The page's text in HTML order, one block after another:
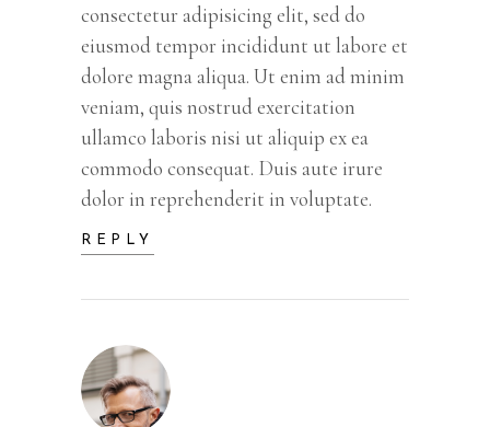
consectetur adipisicing elit, sed do
eiusmod tempor incididunt ut labore et
dolore magna aliqua. Ut enim ad minim
veniam, quis nostrud exercitation
ullamco laboris nisi ut aliquip ex ea
commodo consequat. Duis aute irure
dolor in reprehenderit in voluptate.
REPLY